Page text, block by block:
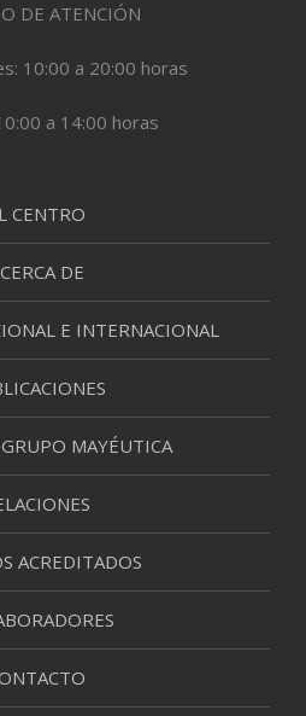
DE ATENCIÓN
10:00 a 20:00 horas
a 14:00 horas
CENTRO
DE
E INTERNACIONAL
MAYÉUTICA
ACREDITADOS